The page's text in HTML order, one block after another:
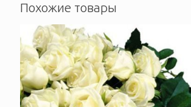
Похожие товары